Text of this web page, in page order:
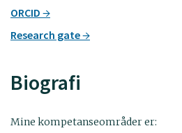
ORCID
Research gate
Biografi
Mine kompetanseområder er: